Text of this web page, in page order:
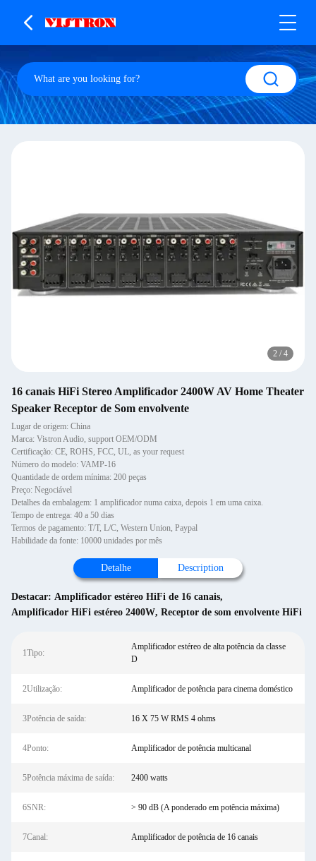
2 / 4
16 canais HiFi Stereo Amplificador 2400W AV Home Theater
Speaker Receptor de Som envolvente
Lugar de origem: China
Marca: Vistron Audio, support OEM/ODM
Certificação: CE, ROHS, FCC, UL, as your request
Número do modelo: VAMP-16
Quantidade de ordem mínima: 200 peças
Preço: Negociável
Detalhes da embalagem: 1 amplificador numa caixa, depois 1 em uma caixa.
Tempo de entrega: 40 a 50 dias
Termos de pagamento: T/T, L/C, Western Union, Paypal
Habilidade da fonte: 10000 unidades por mês
Detalhe Description
Destacar: Amplificador estéreo HiFi de 16 canais,
Amplificador HiFi estéreo 2400W, Receptor de som envolvente HiFi
1Tipo:
Amplificador estéreo de alta potência da classe
D
2Utilização: Amplificador de potência para cinema doméstico
3Potência de saída: 16 X 75 W RMS 4 ohms
4Ponto: Amplificador de potência multicanal
5Potência máxima de saída: 2400 watts
6SNR: > 90 dB (A ponderado em potência máxima)
7Canal: Amplificador de potência de 16 canais